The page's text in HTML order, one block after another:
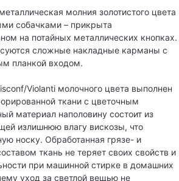
молния золотистого цвета
собачками – прикрыта
на потайных металлических кнопках.
сложные накладные карманы с
планкой входом.
Violanti молочного цвета выполнен
ткани с цветочным
материал наполовину состоит из
излишнюю влагу вискозы, что
носку. Обработанная грязе- и
ткань не теряет своих свойств и
при машинной стирке в домашних
уход за светлой вещью не